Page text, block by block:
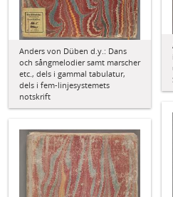
Anders von Düben d.y.: Dans
och sångmelodier samt marscher
etc., dels i gammal tabulatur,
dels i fem-linjesystemets
notskrift